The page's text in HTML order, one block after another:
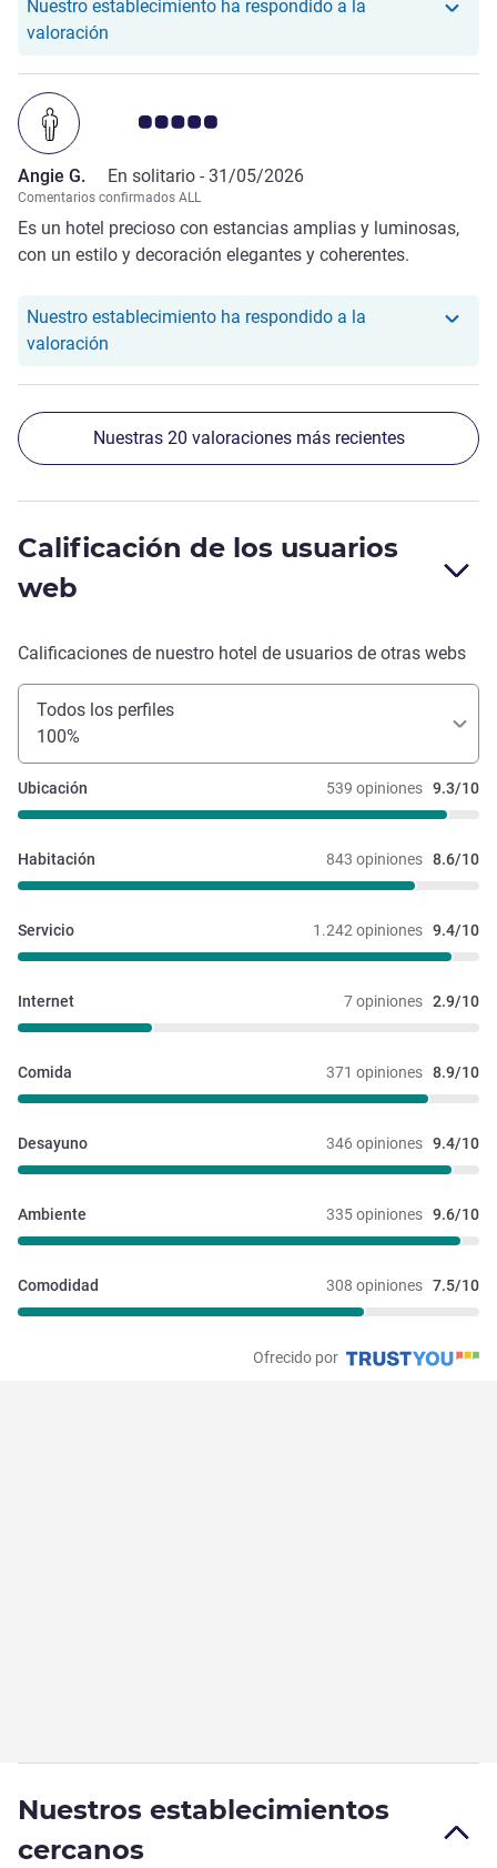
Nuestro establecimiento ha respondido a la
valoración
Nota de clientes de Avis 5.0/5
Angie G. En solitario - 31/05/2026
Comentarios confirmados ALL
Es un hotel precioso con estancias amplias y luminosas,
con un estilo y decoración elegantes y coherentes.
Nuestro establecimiento ha respondido a la
valoración
Nuestras 20 valoraciones más recientes
Calificación de los usuarios
web
Calificaciones de nuestro hotel de usuarios de otras webs
Todos los perfiles
100%
539 opiniones 9.3/10
Ubicación
843 opiniones 8.6/10
Habitación
1.242 opiniones 9.4/10
Servicio
7 opiniones 2.9/10
Internet
371 opiniones 8.9/10
Comida
346 opiniones 9.4/10
Desayuno
335 opiniones 9.6/10
Ambiente
308 opiniones 7.5/10
Comodidad
Ofrecido por
Nuestros establecimientos
cercanos